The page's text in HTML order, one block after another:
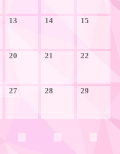
13 14 15
20 21 22
27 28 29